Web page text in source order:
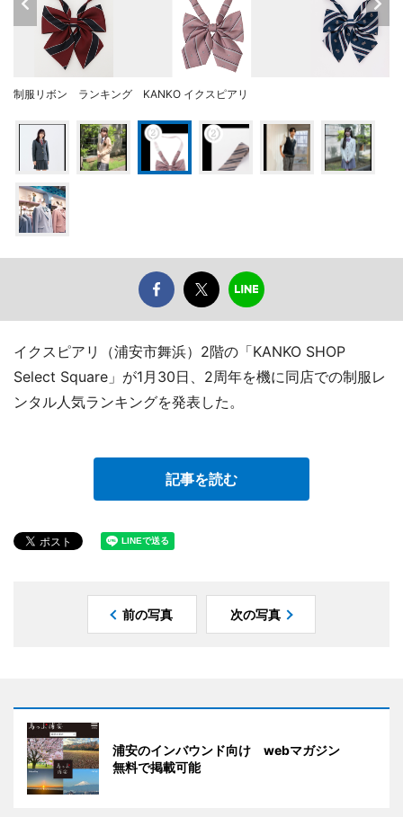
制服リボン ランキング KANKO イクスピアリ
イクスピアリ（浦安市舞浜）2階の「KANKO SHOP
Select Square」が1月30日、2周年を機に同店での制服レ
ンタル人気ランキングを発表した。
記事を読む
前の写真 次の写真
浦安のインバウンド向け webマガジン
無料で掲載可能